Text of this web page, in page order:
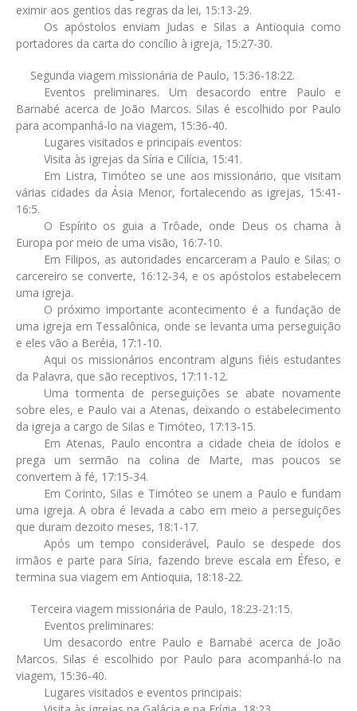
eximir aos gentios das regras da lei, 15:13-29.
Os apóstolos enviam Judas e Silas a Antioquia como
portadores da carta do concílio à igreja, 15:27-30.
Segunda viagem missionária de Paulo, 15:36-18:22.
Eventos preliminares. Um desacordo entre Paulo e
Barnabé acerca de João Marcos. Silas é escolhido por Paulo
para acompanhá-lo na viagem, 15:36-40.
Lugares visitados e principais eventos:
Visita às igrejas da Síria e Cilícia, 15:41.
Em Listra, Timóteo se une aos missionário, que visitam
várias cidades da Ásia Menor, fortalecendo as igrejas, 15:41-
16:5.
O Espírito os guia a Trôade, onde Deus os chama à
Europa por meio de uma visão, 16:7-10.
Em Filipos, as autoridades encarceram a Paulo e Silas; o
carcereiro se converte, 16:12-34, e os apóstolos estabelecem
uma igreja.
O próximo importante acontecimento é a fundação de
uma igreja em Tessalônica, onde se levanta uma perseguição
e eles vão a Beréia, 17:1-10.
Aqui os missionários encontram alguns fiéis estudantes
da Palavra, que são receptivos, 17:11-12.
Uma tormenta de perseguições se abate novamente
sobre eles, e Paulo vai a Atenas, deixando o estabelecimento
da igreja a cargo de Silas e Timóteo, 17:13-15.
Em Atenas, Paulo encontra a cidade cheia de ídolos e
prega um sermão na colina de Marte, mas poucos se
convertem à fé, 17:15-34.
Em Corinto, Silas e Timóteo se unem a Paulo e fundam
uma igreja. A obra é levada a cabo em meio a perseguições
que duram dezoito meses, 18:1-17.
Após um tempo considerável, Paulo se despede dos
irmãos e parte para Síria, fazendo breve escala em Éfeso, e
termina sua viagem em Antioquia, 18:18-22.
Terceira viagem missionária de Paulo, 18:23-21:15.
Eventos preliminares:
Um desacordo entre Paulo e Barnabé acerca de João
Marcos. Silas é escolhido por Paulo para acompanhá-lo na
viagem, 15:36-40.
Lugares visitados e eventos principais: